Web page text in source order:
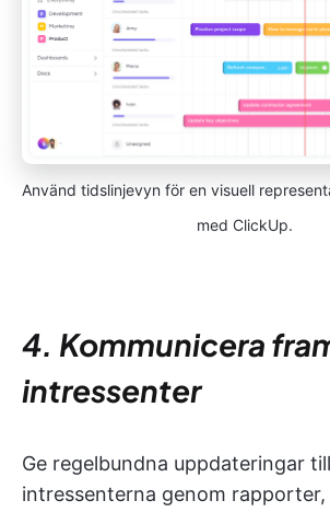
Använd tidslinjevyn för en visuell
med ClickUp.
4. Kommunicera
intressenter
Ge regelbundna uppdateringar till
intressenterna genom